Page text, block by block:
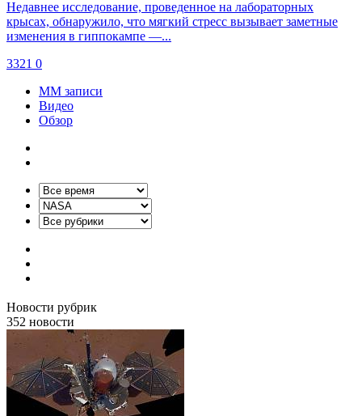
Недавнее исследование, проведенное на лабораторных
крысах, обнаружило, что мягкий стресс вызывает заметные
изменения в гиппокампе —...
3321 0
ММ записи
Видео
Обзор
Новости рубрик
352 новости